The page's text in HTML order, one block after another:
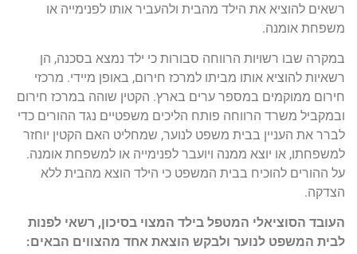
רשאים להוציא את הילד מהבית ולהעביר אותו לפנימייה או
משפחת אומנה.
במקרה שבו רשויות הרווחה סבורות כי ילד נמצא בסכנה, הן
רשאיות להוציא אותו מביתו למרכז חירום, באופן מיידי. מרכזי
חירום ממוקמים במספר ערים בארץ. הקטין שוהה במרכז חירום
ובמקביל משרד הרווחה פותח הליכים משפטיים נגד ההורים כדי
לברר את העניין בבית משפט לנוער, שמחליט האם הקטין יוחזר
למשפחתו, או יוצא ממנה ויועבר לפנימייה או למשפחת אומנה.
על ההורים להוכיח בבית המשפט כי הילד הוצא מהבית ללא
הצדקה.
העובד הסוציאלי המטפל בילד המצוי בסיכון, רשאי לפנות
לבית המשפט לנוער ולבקש הוצאת אחד מהצווים הבאים: